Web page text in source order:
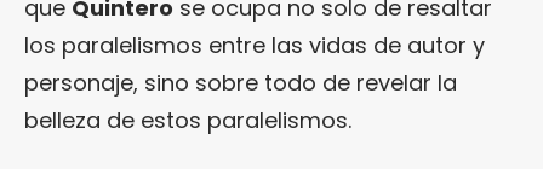
que Quintero se ocupa no solo de resaltar
los paralelismos entre las vidas de autor y
personaje, sino sobre todo de revelar la
belleza de estos paralelismos.